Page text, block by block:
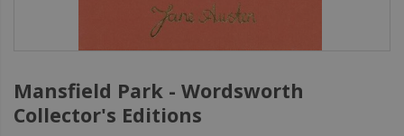
Mansfield Park - Wordsworth
Collector's Editions